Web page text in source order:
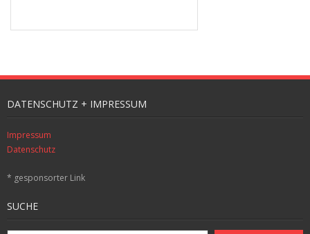
DATENSCHUTZ + IMPRESSUM
Impressum
Datenschutz
* gesponsorter Link
SUCHE